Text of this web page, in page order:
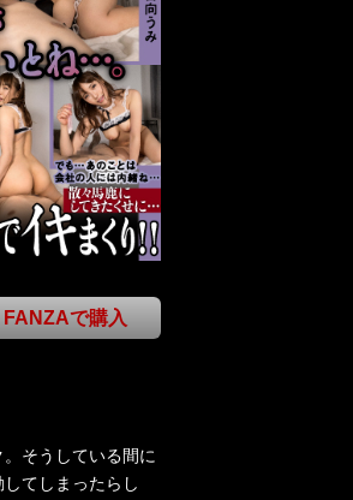
FANZAで購入
そうしている間に
てしまったらし